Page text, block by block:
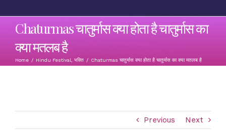
Chaturmas चातुर्मास क्या होता है चातुर्मास का
क्या मतलब है
Home / Hindu Festival भक्ति / Chaturmas चातुर्मास क्या होता है चातुर्मास का क्या मतलब है
Previous Next